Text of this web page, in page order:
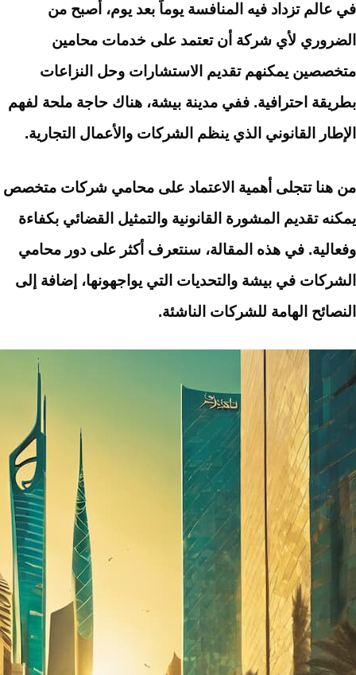
في عالم تزداد فيه المنافسة يوماً بعد يوم، أصبح من
الضروري لأي شركة أن تعتمد على خدمات محامين
متخصصين يمكنهم تقديم الاستشارات وحل النزاعات
بطريقة احترافية. ففي مدينة بيشة، هناك حاجة ملحة لفهم
الإطار القانوني الذي ينظم الشركات والأعمال التجارية.
من هنا تتجلى أهمية الاعتماد على محامي شركات متخصص
يمكنه تقديم المشورة القانونية والتمثيل القضائي بكفاءة
وفعالية. في هذه المقالة، سنتعرف أكثر على دور محامي
الشركات في بيشة والتحديات التي يواجهونها، إضافة إلى
النصائح الهامة للشركات الناشئة.